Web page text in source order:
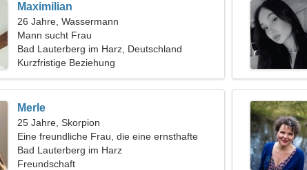
Maximilian
26 Jahre, Wassermann
Mann sucht Frau
Bad Lauterberg im Harz, Deutschland
Kurzfristige Beziehung
Merle
25 Jahre, Skorpion
Eine freundliche Frau, die eine ernsthafte
Beziehung sucht
Bad Lauterberg im Harz
Freundschaft